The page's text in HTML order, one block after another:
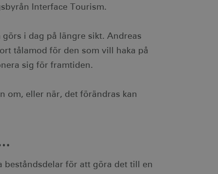
Interface Tourism.
i dag på längre sikt. Andreas
tålamod för den som vill haka på
sig för framtiden.
om, eller när, det förändras kan
beståndsdelar för att göra det till en
via AppNexus-
adressadresser,
spenderas på
aktuella sessionen.
utför information om
har åtkomst till
säkerställer att